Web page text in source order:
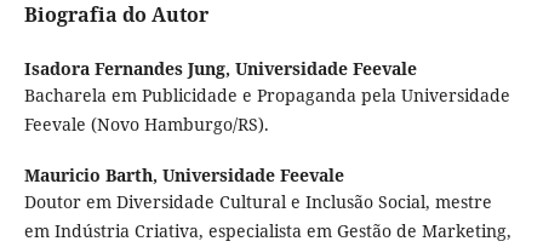
Biografia do Autor
Isadora Fernandes Jung, Universidade Feevale
Bacharela em Publicidade e Propaganda pela Universidade
Feevale (Novo Hamburgo/RS).
Mauricio Barth, Universidade Feevale
Doutor em Diversidade Cultural e Inclusão Social, mestre
em Indústria Criativa, especialista em Gestão de Marketing,